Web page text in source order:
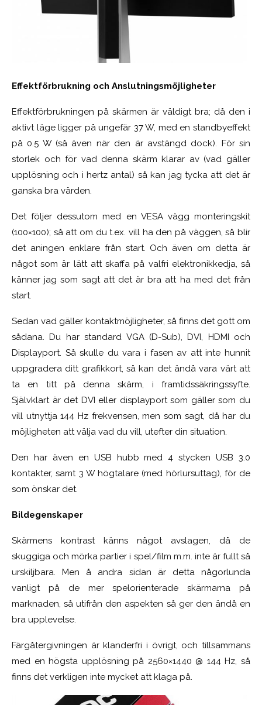
Effektförbrukning och Anslutningsmöjligheter
Effektförbrukningen på skärmen är väldigt bra; då den i
aktivt läge ligger på ungefär 37 W, med en standbyeffekt
på 0.5 W (så även när den är avstängd dock). För sin
storlek och för vad denna skärm klarar av (vad gäller
upplösning och i hertz antal) så kan jag tycka att det är
ganska bra värden.
Det följer dessutom med en VESA vägg monteringskit
(100×100); så att om du t.ex. vill ha den på väggen, så blir
det aningen enklare från start. Och även om detta är
något som är lätt att skaffa på valfri elektronikkedja, så
känner jag som sagt att det är bra att ha med det från
start.
Sedan vad gäller kontaktmöjligheter, så finns det gott om
sådana. Du har standard VGA (D-Sub), DVI, HDMI och
Displayport. Så skulle du vara i fasen av att inte hunnit
uppgradera ditt grafikkort, så kan det ändå vara värt att
ta en titt på denna skärm, i framtidssäkringssyfte.
Självklart är det DVI eller displayport som gäller som du
vill utnyttja 144 Hz frekvensen, men som sagt, då har du
möjligheten att välja vad du vill, utefter din situation.
Den har även en USB hubb med 4 stycken USB 3.0
kontakter, samt 3 W högtalare (med hörlursuttag), för de
som önskar det.
Bildegenskaper
Skärmens kontrast känns något avslagen, då de
skuggiga och mörka partier i spel/film m.m. inte är fullt så
urskiljbara. Men å andra sidan är detta någorlunda
vanligt på de mer spelorienterade skärmarna på
marknaden, så utifrån den aspekten så ger den ändå en
bra upplevelse.
Färgåtergivningen är klanderfri i övrigt, och tillsammans
med en högsta upplösning på 2560×1440 @ 144 Hz, så
finns det verkligen inte mycket att klaga på.